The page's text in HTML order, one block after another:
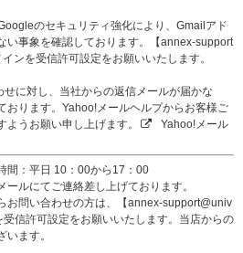
のセキュリティ強化により、Gmailアド
い事象を確認しております。【annex-support
ンを受信許可設定をお願いいたします。
に対し、当社からの返信メールが届かな
おります。Yahoo!メールヘルプからお客様ご
うお願い申し上げます。
Yahoo!メール
間：平日 10：00から17：00
ールにてご連絡差し上げております。
お問い合わせの方は、【annex-support@univ
信許可設定をお願いいたします。当店からの
ます。